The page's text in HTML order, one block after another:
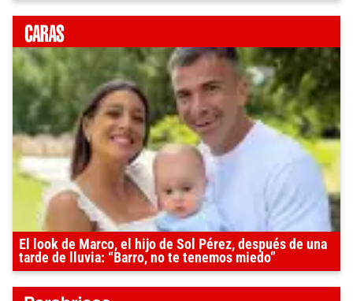
El look de Marco, el hijo de Sol Pérez, después de una
tarde de lluvia: “Barro, no te tenemos miedo”